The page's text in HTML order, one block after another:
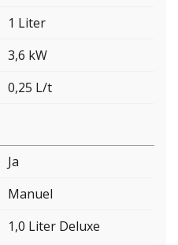
1 Liter
3,6 kW
0,25 L/t
Ja
Manuel
1,0 Liter Deluxe